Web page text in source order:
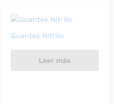
Guantes Nitrilo
Leer más